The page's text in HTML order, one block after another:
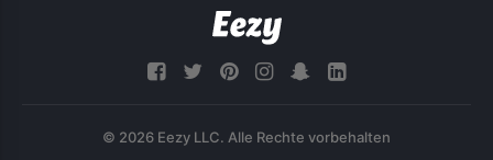
© 2026 Eezy LLC. Alle Rechte vorbehalten